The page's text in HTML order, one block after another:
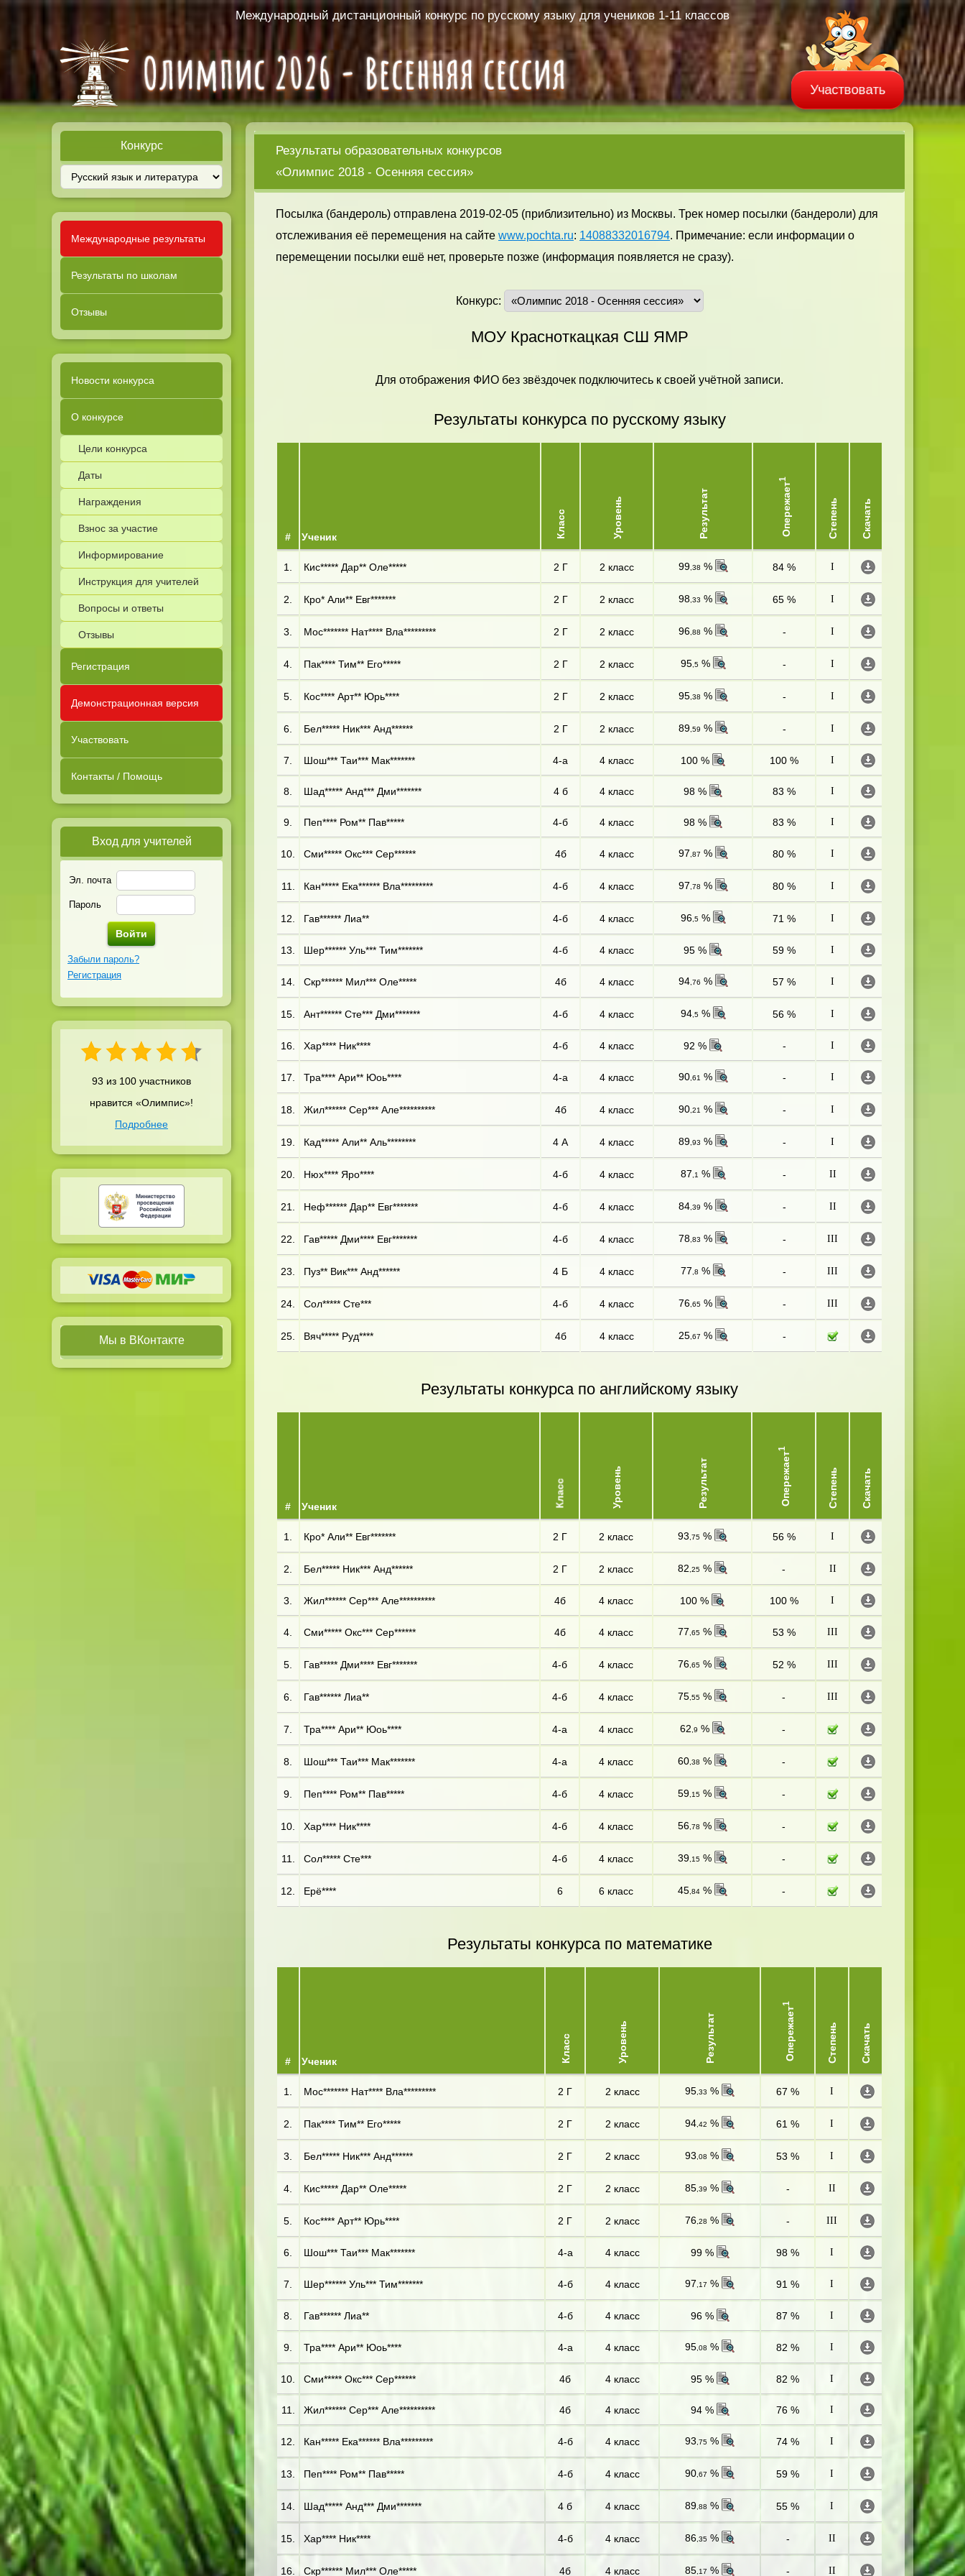
Международный дистанционный конкурс по русскому языку для учеников 1-11 классов
Участвовать
Конкурс
Международные результаты
Результаты по школам
Отзывы
Новости конкурса
О конкурсе
Цели конкурса
Даты
Награждения
Взнос за участие
Информирование
Инструкция для учителей
Вопросы и ответы
Отзывы
Регистрация
Демонстрационная версия
Участвовать
Контакты / Помощь
Вход для учителей
Эл. почта
Пароль
Забыли пароль?
Регистрация
93 из 100 участников
нравится «Олимпис»!
Подробнее
Мы в ВКонтакте
Результаты образовательных конкурсов
«Олимпис 2018 - Осенняя сессия»
Посылка (бандероль) отправлена 2019-02-05 (приблизительно) из Москвы. Трек номер посылки (бандероли) для
отслеживания её перемещения на сайте www.pochta.ru: 14088332016794. Примечание: если информации о
перемещении посылки ешё нет, проверьте позже (информация появляется не сразу).
Конкурс:
МОУ Красноткацкая СШ ЯМР
Для отображения ФИО без звёздочек подключитесь к своей учётной записи.
Результаты конкурса по русскому языку
# Ученик Класс Уровень Результат Опережает
1
Степень Скачать
1. Кис***** Дар** Оле***** 2 Г 2 класс 99,38 % 84 % I
2. Кро* Али** Евг******* 2 Г 2 класс 98,33 % 65 % I
3. Мос******* Нат**** Вла********* 2 Г 2 класс 96,88 % - I
4. Пак**** Тим** Его***** 2 Г 2 класс 95,5% - I
5. Кос**** Арт** Юрь**** 2 Г 2 класс 95,38 % - I
6. Бел***** Ник*** Анд****** 2 Г 2 класс 89,59 % - I
7. Шош*** Таи*** Мак******* 4-а 4 класс 100 % 100 % I
8. Шад***** Анд*** Дми******* 4 б 4 класс 98 % 83 % I
9. Пеп**** Ром** Пав***** 4-б 4 класс 98 % 83 % I
10. Сми***** Окс*** Сер****** 4б 4 класс 97 ,87 % 80 % I
11. Кан***** Ека****** Вла********* 4-б 4 класс 97 ,78 % 80 % I
12. Гав****** Лиа** 4-б 4 класс 96,5% 71 % I
13. Шер****** Уль*** Тим******* 4-б 4 класс 95 % 59 % I
14. Скр****** Мил*** Оле***** 4б 4 класс 94,76 % 57 % I
15. Ант****** Сте*** Дми******* 4-б 4 класс 94,5% 56 % I
16. Хар**** Ник**** 4-б 4 класс 92 % - I
17. Тра**** Ари** Юоь**** 4-а 4 класс 90,61 % - I
18. Жил****** Сер*** Але********** 4б 4 класс 90,21 % - I
19. Кад***** Али** Аль******** 4 А 4 класс 89,93 % - I
20. Нюх**** Яро**** 4-б 4 класс 87 ,1 % - II
21. Неф****** Дар** Евг******* 4-б 4 класс 84,39 % - II
22. Гав***** Дми**** Евг******* 4-б 4 класс 78,83 % - III
23. Пуз** Вик*** Анд****** 4 Б 4 класс 77 ,8 % - III
24. Сол***** Сте*** 4-б 4 класс 76,65% - III
25. Вяч***** Руд**** 4б 4 класс 25,67 % -
Результаты конкурса по английскому языку
# Ученик Класс Уровень Результат Опережает
1
Степень Скачать
1. Кро* Али** Евг******* 2 Г 2 класс 93 ,75% 56 % I
2. Бел***** Ник*** Анд****** 2 Г 2 класс 82 ,25% - II
3. Жил****** Сер*** Але********** 4б 4 класс 100 % 100 % I
4. Сми***** Окс*** Сер****** 4б 4 класс 77 ,65% 53 % III
5. Гав***** Дми**** Евг******* 4-б 4 класс 76,65% 52 % III
6. Гав****** Лиа** 4-б 4 класс 75,55% - III
7. Тра**** Ари** Юоь**** 4-а 4 класс 62 ,9 % -
8. Шош*** Таи*** Мак******* 4-а 4 класс 60,38 % -
9. Пеп**** Ром** Пав***** 4-б 4 класс 59,15% -
10. Хар**** Ник**** 4-б 4 класс 56,78 % -
11. Сол***** Сте*** 4-б 4 класс 39,15% -
12. Ерё**** 6 6 класс 45,84% -
Результаты конкурса по математике
# Ученик Класс Уровень Результат Опережает
1
Степень Скачать
1. Мос******* Нат**** Вла********* 2 Г 2 класс 95 ,33 % 67 % I
2. Пак**** Тим** Его***** 2 Г 2 класс 94 ,42 % 61 % I
3. Бел***** Ник*** Анд****** 2 Г 2 класс 93 ,08 % 53 % I
4. Кис***** Дар** Оле***** 2 Г 2 класс 85 ,39 % - II
5. Кос**** Арт** Юрь**** 2 Г 2 класс 76 ,28 % - III
6. Шош*** Таи*** Мак******* 4-а 4 класс 99 % 98 % I
7. Шер****** Уль*** Тим******* 4-б 4 класс 97 ,17 % 91 % I
8. Гав****** Лиа** 4-б 4 класс 96 % 87 % I
9. Тра**** Ари** Юоь**** 4-а 4 класс 95 ,08 % 82 % I
10. Сми***** Окс*** Сер****** 4б 4 класс 95 % 82 % I
11. Жил****** Сер*** Але********** 4б 4 класс 94 % 76 % I
12. Кан***** Ека****** Вла********* 4-б 4 класс 93 ,75 % 74 % I
13. Пеп**** Ром** Пав***** 4-б 4 класс 90 ,67 % 59 % I
14. Шад***** Анд*** Дми******* 4 б 4 класс 89 ,88 % 55 % I
15. Хар**** Ник**** 4-б 4 класс 86 ,35 % - II
16. Скр****** Мил*** Оле***** 4б 4 класс 85 ,17 % - II